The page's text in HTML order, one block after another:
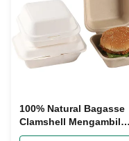
100% Natural Bagasse
Clamshell Mengambil
Wadah Makanan Sekali